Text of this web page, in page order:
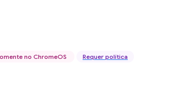
no ChromeOS Requer política